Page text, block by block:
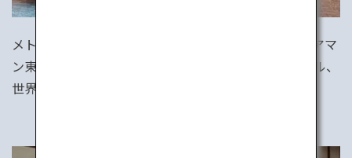
メトロポリス東京。ホテルの種類も数も桁外れです。アマ
ン東京、グランドハイアット、マンダリンオリエンタル、
世界の一流ホテルはすべてここに。